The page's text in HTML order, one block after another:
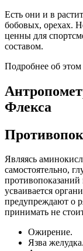
Есть они и в
бобовых, орехах.
ценны для
составом.
Подробнее об
Флекса
Являясь
самостоятельно,
усваивается
предупреждают о
принимать не
Ожирение.
Язва желудка.